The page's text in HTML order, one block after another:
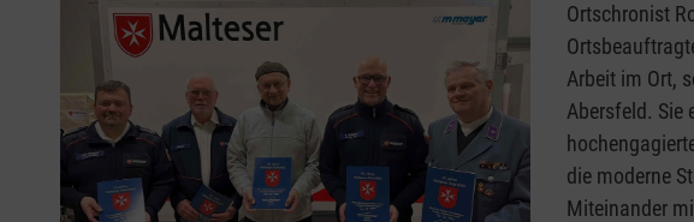
Ortschronist
Arbeit im Ort,
Abersfeld. Sie
die moderne
Miteinander